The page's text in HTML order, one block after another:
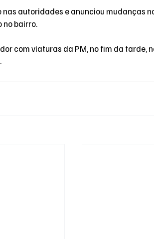
nas autoridades e anunciou mudanças
no bairro.
com viaturas da PM, no fim da tarde,